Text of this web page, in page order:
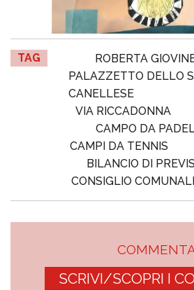
TAG
ROBERTA
PALAZZETTO DELLO
CANELLESE
VIA RICCADONNA
CAMPO DA
CAMPI DA TENNIS
BILANCIO DI
CONSIGLIO
SCRIVI/SCOPRI I